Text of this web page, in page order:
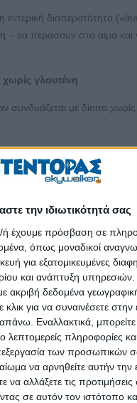
την ιδιωτικότητά σας
ή έχουμε πρόσβαση σε
όπως μοναδικοί
για εξατομικευμένες
και ανάπτυξη υπηρεσιών.
ακριβή δεδομένα
για να συναινέσετε στην
Εναλλακτικά, μπορείτε
πληροφορίες
των προσωπικών
να αρνηθείτε αυτήν
αλλάξετε τις
σε αυτόν τον ιστότοπο
εντερική διαπερατότητα
– να περάσουν στο αίμα
χωρίς γλουτένη
συνδυάζεται με δίαιτα
έναντι της
μείωση της
απέδειξε ότι
απόκρισης.
της μικροβιακής
(κουρκουμάς,